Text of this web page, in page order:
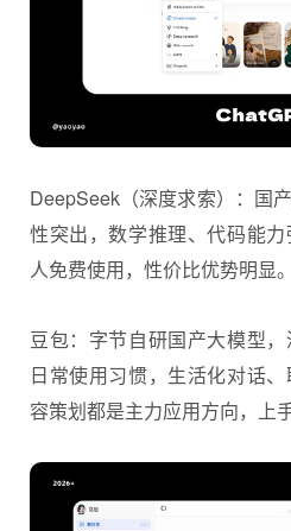
DeepSeek（深度求索）：国
性突出，数学推理、代码能
人免费使用，性价比优势明显。
豆包：字节自研国产大模型
日常使用习惯，生活化对话
容策划都是主力应用方向，上